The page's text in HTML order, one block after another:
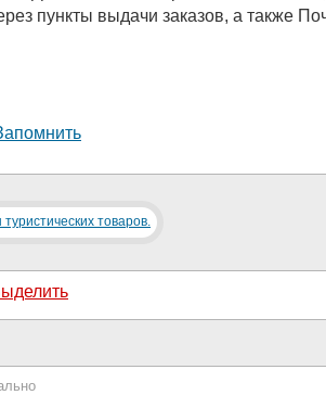
пункты выдачи заказов, а также